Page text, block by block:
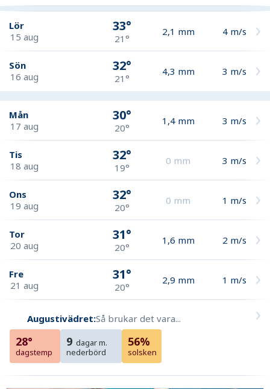
Lör
15 aug
33°
21°
2,1 mm 4 m/s
Sön
16 aug
32°
21°
4,3 mm 3 m/s
Mån
17 aug
30°
20°
1,4 mm 3 m/s
Tis
18 aug
32°
19°
0 mm 3 m/s
Ons
19 aug
32°
20°
0 mm 1 m/s
Tor
20 aug
31°
20°
1,6 mm 2 m/s
Fre
21 aug
31°
20°
2,9 mm 1 m/s
Augustivädret:Så brukar det vara...
28°
dagstemp
9 dagar m.
nederbörd
56%
solsken